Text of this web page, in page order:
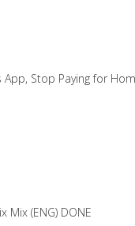
App, Stop Paying for
Mix (ENG) DONE